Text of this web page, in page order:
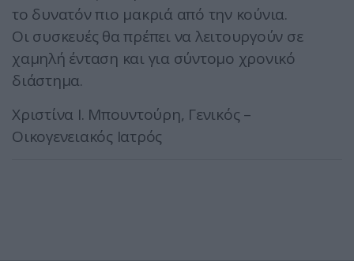
το δυνατόν πιο μακριά από την κούνια.
Οι συσκευές θα πρέπει να λειτουργούν σε
χαμηλή ένταση και για σύντομο χρονικό
διάστημα.
Χριστίνα Ι. Μπουντούρη, Γενικός –
Οικογενειακός Ιατρός